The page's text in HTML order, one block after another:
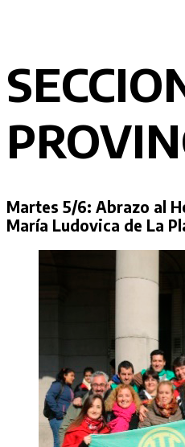
Martes 5/6: Abrazo al
María Ludovica de La